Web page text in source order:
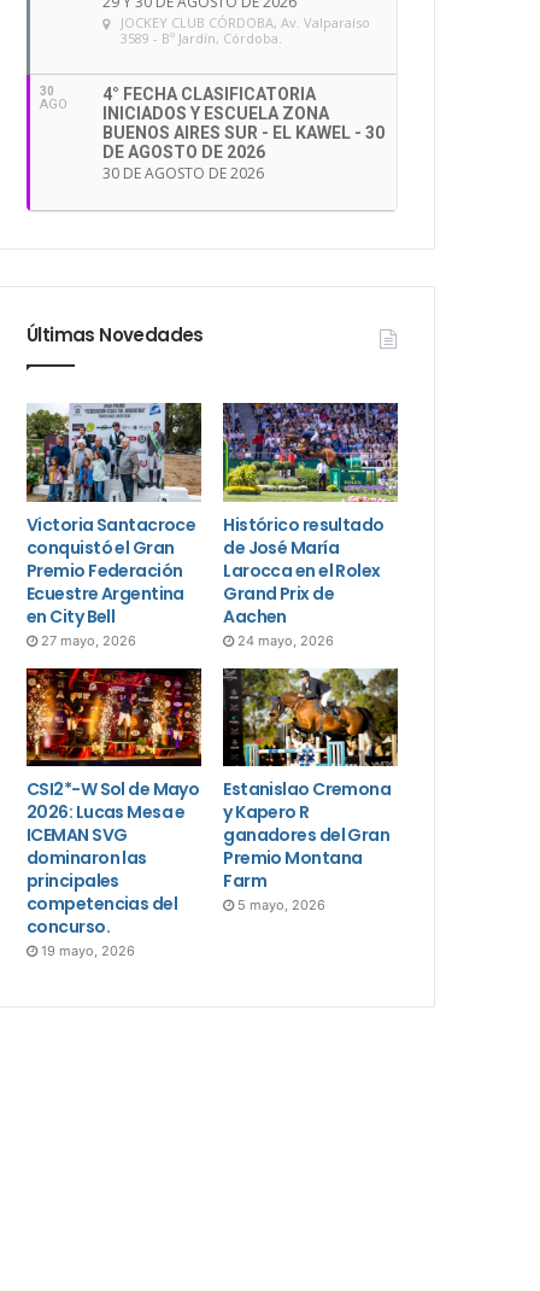
JOCKEY CLUB CÓRDOBA, Av. Valparaíso
3589 - Bº Jardín, Córdoba.
30
AGO
4° FECHA CLASIFICATORIA
INICIADOS Y ESCUELA ZONA
BUENOS AIRES SUR - EL KAWEL - 30
DE AGOSTO DE 2026
30 DE AGOSTO DE 2026
Últimas Novedades
Victoria Santacroce
conquistó el Gran
Premio Federación
Ecuestre Argentina
en City Bell
27 mayo, 2026
Histórico resultado
de José María
Larocca en el Rolex
Grand Prix de
Aachen
24 mayo, 2026
CSI2*-W Sol de Mayo
2026: Lucas Mesa e
ICEMAN SVG
dominaron las
principales
competencias del
concurso.
19 mayo, 2026
Estanislao Cremona
y Kapero R
ganadores del Gran
Premio Montana
Farm
5 mayo, 2026